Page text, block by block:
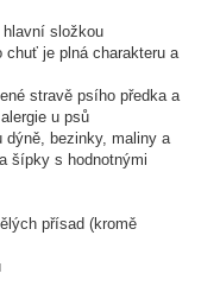
složkou
chuť je plná charakteru a
stravě psího předka a
u psů
dýně, bezinky, maliny a
šípky s hodnotnými
přísad (kromě